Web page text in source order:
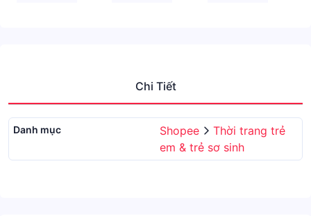
Chi Tiết
Danh mục Shopee
Thời trang trẻ
em & trẻ sơ sinh